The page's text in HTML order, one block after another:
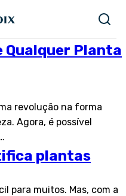
Qualquer Planta
revolução na forma
Agora, é possível
plantas
para muitos. Mas, com a